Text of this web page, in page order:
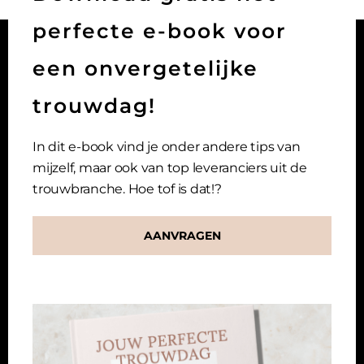
OVER MIJ
PORTFOLIO
DIENSTEN
perfecte e-book voor
een onvergetelijke
trouwdag!
In dit e-book vind je onder andere tips van
mijzelf, maar ook van top leveranciers uit de
trouwbranche. Hoe tof is dat!?
AANVRAGEN